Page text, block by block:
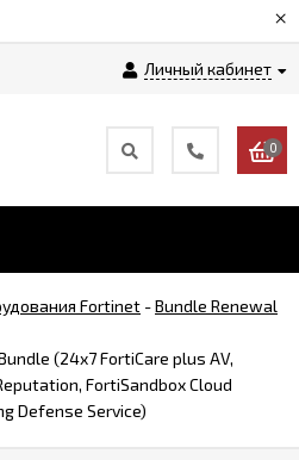
×
Личный кабинет
0
Fortinet -Bundle Renewal
(24x7 FortiCare plus AV,
FortiSandbox Cloud
Defense Service)